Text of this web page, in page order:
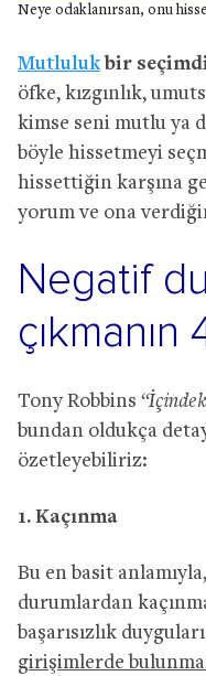
Neye odaklanırsan, onu
Mutluluk bir
öfke, kızgınlık,
kimse seni mutlu ya
böyle hissetmeyi
hissettiğin karşına
yorum ve ona
Negatif
Tony Robbins
bundan oldukça
özetleyebiliriz:
1. Kaçınma
Bu en basit
durumlardan
başarısızlık
girişimlerde